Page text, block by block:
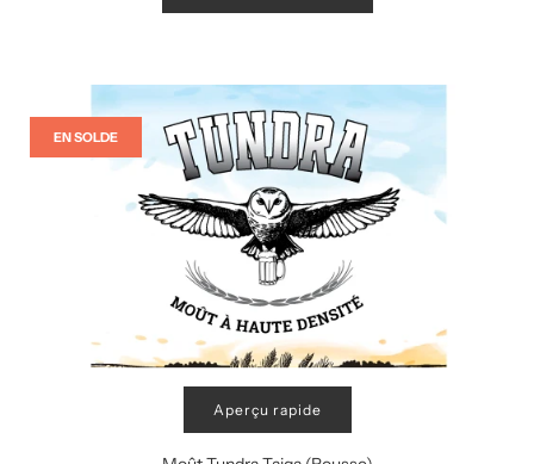
Aperçu rapide
EN SOLDE